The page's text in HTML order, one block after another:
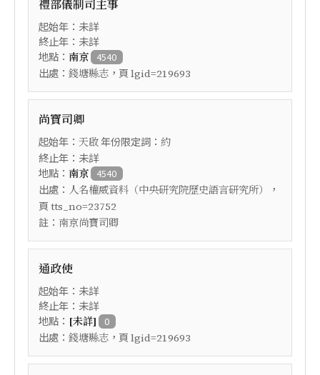
禮部儀制司主事
起始年：未詳
終止年：未詳
地點： 南京 4540
出處： 錢塘縣志 ，頁 lgid=219693
尚寶司卿
起始年： 天啟年份限定詞： 約
終止年：未詳
地點： 南京 4540
出處： 人名權威資料（中央研究院歷史語言研究所）
，
頁 tts_no=23752
註： 南京尚寶司卿
通政使
起始年：未詳
終止年：未詳
地點： [未詳] 0
出處： 錢塘縣志 ，頁 lgid=219693